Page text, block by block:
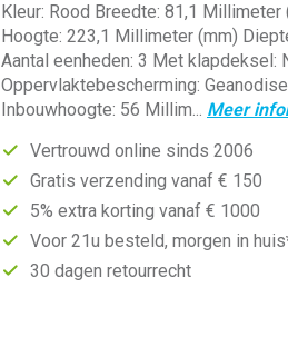
Kleur: Rood Breedte: 81,1 Millimeter
Hoogte: 223,1 Millimeter (mm)
Aantal eenheden: 3 Met klapdeksel:
Oppervlaktebescherming:
Inbouwhoogte: 56 Millim... Meer
Vertrouwd online sinds 2006
Gratis verzending vanaf € 150
5% extra korting vanaf € 1000
Voor 21u besteld, morgen in
30 dagen retourrecht